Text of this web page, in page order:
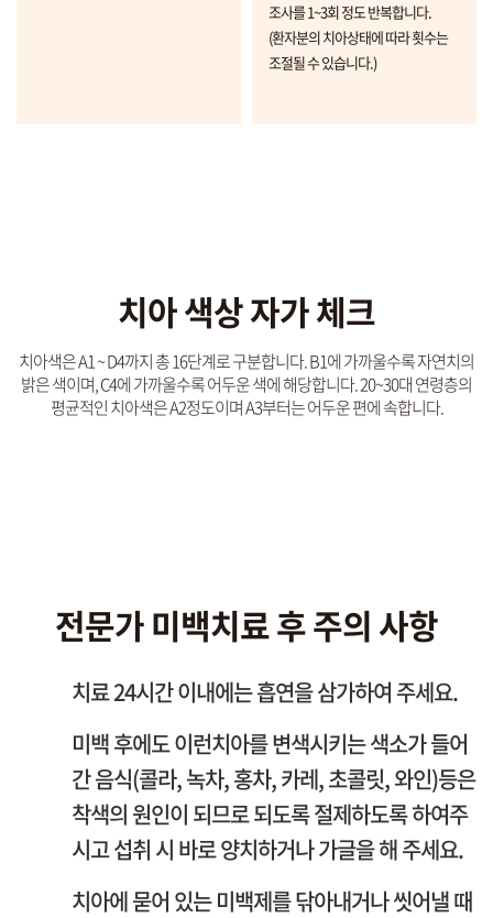
조사를 1~3회 정도 반복합니다.
(환자분의 치아상태에 따라 횟수는
조절될 수 있습니다.)
치아 색상 자가 체크
치아색은 A1 ~ D4까지 총 16단계로 구분합니다.B1에 가까울수록 자연치의
밝은 색이며, C4에 가까울수록 어두운 색에 해당합니다.20~30대 연령층의
평균적인 치아색은 A2정도이며 A3부터는 어두운 편에 속합니다.
전문가 미백치료 후 주의 사항
치료 24시간 이내에는 흡연을 삼가하여 주세요.
미백 후에도 이런치아를 변색시키는 색소가 들어
간 음식(콜라, 녹차, 홍차, 카레, 초콜릿, 와인)등은
착색의 원인이 되므로 되도록 절제하도록 하여주
시고 섭취 시 바로 양치하거나 가글을 해 주세요.
치아에 묻어 있는 미백제를 닦아내거나 씻어낼 때